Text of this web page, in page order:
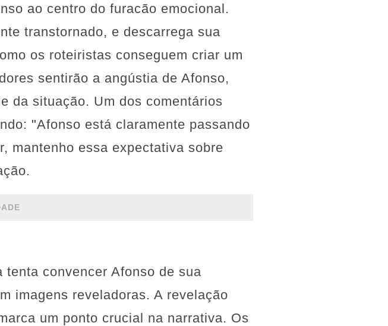
ao centro do furacão emocional.
transtornado, e descarrega sua
os roteiristas conseguem criar um
sentirão a angústia de Afonso,
da situação. Um dos comentários
"Afonso está claramente passando
mantenho essa expectativa sobre
convencer Afonso de sua
imagens reveladoras. A revelação
um ponto crucial na narrativa. Os